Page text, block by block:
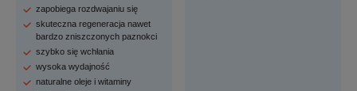
zapobiega rozdwajaniu się
skuteczna regeneracja nawet
bardzo zniszczonych paznokci
szybko się wchłania
wysoka wydajność
naturalne oleje i witaminy